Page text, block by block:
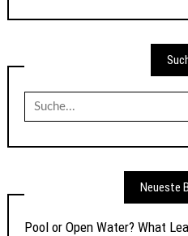
Suche
nach:
Neueste
Pool or Open Water? What